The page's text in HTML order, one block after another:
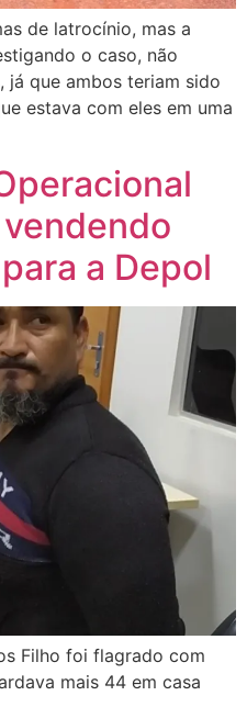
de latrocínio, mas a
o caso, não
que ambos teriam sido
estava com eles em uma
a Depol
Filho foi flagrado com
mais 44 em casa